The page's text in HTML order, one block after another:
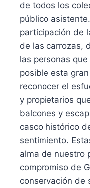
de todos los
público
participación de
de las carrozas,
las personas
posible esta
reconocer el
y propietarios
balcones y
casco histórico
sentimiento.
alma de nuestro
compromiso de
conservación de